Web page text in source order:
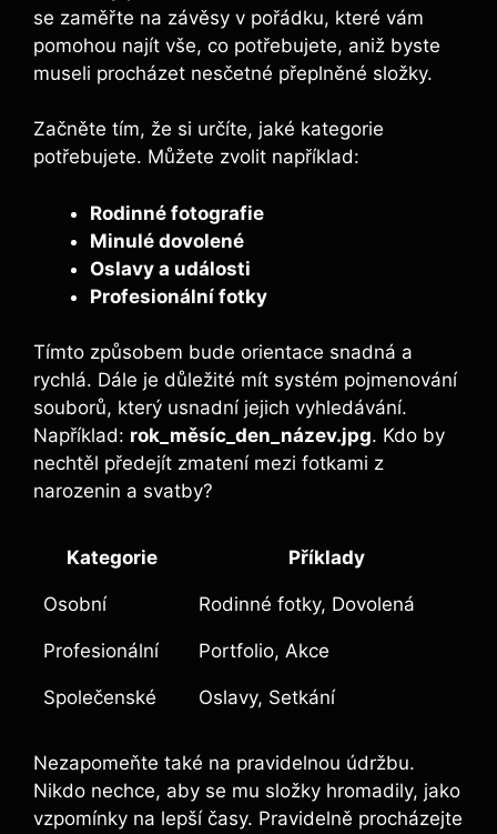
se zaměřte na závěsy v pořádku,‍ které⁢ vám
pomohou najít vše, co potřebujete, aniž⁤ byste
museli procházet nesčetné přeplněné složky.
Začněte tím, že si určíte, jaké kategorie
potřebujete. ⁢Můžete zvolit‌ například:
Rodinné fotografie
Minulé dovolené
Oslavy a události
Profesionální fotky
Tímto způsobem bude ⁤orientace snadná a
rychlá. Dále je důležité mít systém pojmenování
souborů, který usnadní jejich vyhledávání.
Například: rok_měsíc_den_název.jpg. Kdo by
nechtěl předejít zmatení mezi fotkami z⁣
narozenin a svatby?
Kategorie Příklady
Osobní Rodinné fotky, Dovolená
Profesionální Portfolio, Akce
Společenské Oslavy, Setkání
Nezapomeňte také na pravidelnou údržbu.
Nikdo nechce, aby ‍se mu složky hromadily, jako
vzpomínky ⁢na lepší časy. Pravidelně procházejte